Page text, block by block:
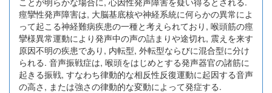
痙攣性発声障害は, 大脳基底核や神経系統に何らかの異常によ
って起こる神経難病疾患の一種と考えられており, 喉頭筋の痙
攣様異常運動により発声中の声の詰まりや途切れ, 震えを来す
原因不明の疾患であり, 内転型, 外転型ならびに混合型に分け
られる. 音声振戦症は, 喉頭をはじめとする発声器官の諸筋に
起きる振戦, すなわち律動的な相反性反復運動に起因する音声
の高さ, または強さの律動的な変動によって発症する.